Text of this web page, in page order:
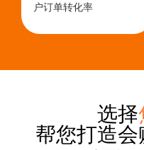
户订单转化率
选择
帮您打造